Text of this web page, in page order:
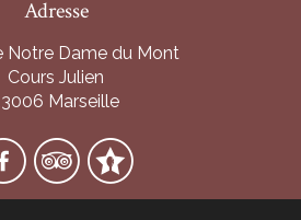
Adresse
Notre Dame du Mont
Cours Julien
Marseille